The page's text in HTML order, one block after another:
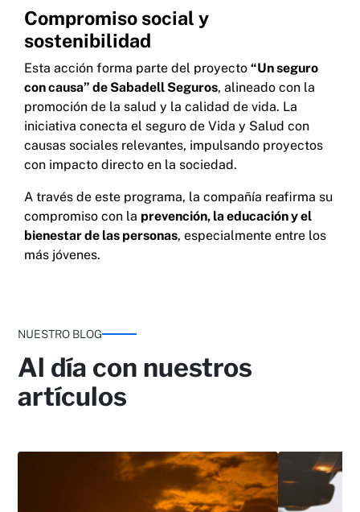
Compromiso social y
sostenibilidad
Esta acción forma parte del proyecto “Un seguro
con causa” de Sabadell Seguros, alineado con la
promoción de la salud y la calidad de vida. La
iniciativa conecta el seguro de Vida y Salud con
causas sociales relevantes, impulsando proyectos
con impacto directo en la sociedad.
A través de este programa, la compañía reafirma su
compromiso con la prevención, la educación y el
bienestar de las personas, especialmente entre los
más jóvenes.
NUESTRO BLOG
Al día con nuestros
artículos